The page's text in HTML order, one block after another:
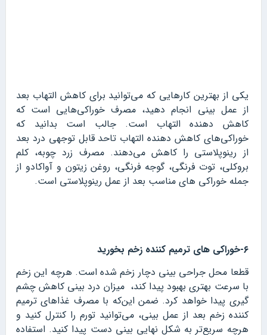
یکی از بهترین کارهایی که می‌توانید برای کاهش التهاب بعد
از عمل بینی انجام دهید، مصرف خوراکی‌هایی است که
کاهش دهنده التهاب است. جالب است بدانید که
خوراکی‌های کاهش دهنده التهاب تاحد قابل توجهی درد بعد
از رینوپلاستی را کاهش می‌دهند. مصرف زرد چوبه، کلم
بروکلی، توت فرنگی، گوجه فرنگی، روغن زیتون و آواکادو از
جمله خوراکی‌ های مناسب بعد از عمل رینوپلاستی است.
۶-خوراکی های ترمیم کننده زخم بخورید
قطعا محل جراحی بینی دچار زخم شده است. هرچه این زخم
با سرعت بهتری بهبود پیدا کند، میزان درد بینی کاهش چشم
گیری پیدا خواهد کرد. ضمن این‌که با مصرف غذاهای ترمیم
کننده زخم بعد از عمل بینی، می‌توانید تورم را کنترل کنید و
هرچه سریع‌تر به شکل نهایی بینی دست پیدا کنید. استفاده